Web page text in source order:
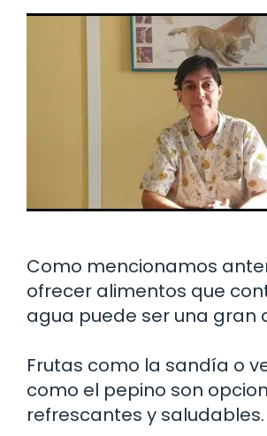
Como mencionamos
ofrecer alimentos que
agua puede ser una gran
Frutas como la sandía o
como el pepino son
refrescantes y saludables.